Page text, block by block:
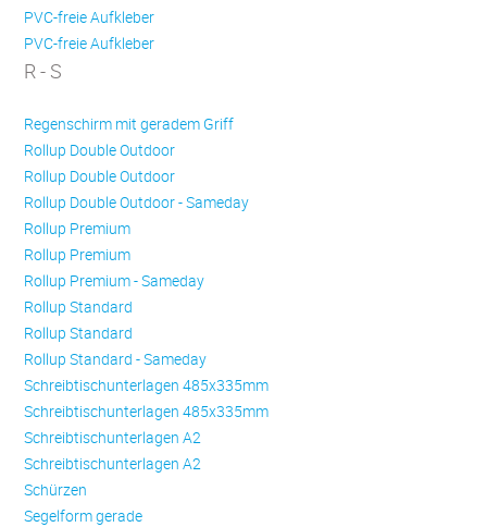
PVC-freie Aufkleber
PVC-freie Aufkleber
R - S
Regenschirm mit geradem Griff
Rollup Double Outdoor
Rollup Double Outdoor
Rollup Double Outdoor - Sameday
Rollup Premium
Rollup Premium
Rollup Premium - Sameday
Rollup Standard
Rollup Standard
Rollup Standard - Sameday
Schreibtischunterlagen 485x335mm
Schreibtischunterlagen 485x335mm
Schreibtischunterlagen A2
Schreibtischunterlagen A2
Schürzen
Se­gel­form ge­ra­de